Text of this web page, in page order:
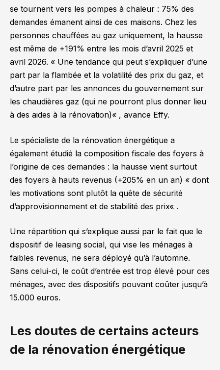
se tournent vers les pompes à chaleur : 75% des
demandes émanent ainsi de ces maisons. Chez les
personnes chauffées au gaz uniquement, la hausse
est même de +191% entre les mois d’avril 2025 et
avril 2026. « Une tendance qui peut s’expliquer d’une
part par la flambée et la volatilité des prix du gaz, et
d’autre part par les annonces du gouvernement sur
les chaudières gaz (qui ne pourront plus donner lieu
à des aides à la rénovation)« , avance Effy.
Le spécialiste de la rénovation énergétique a
également étudié la composition fiscale des foyers à
l’origine de ces demandes : la hausse vient surtout
des foyers à hauts revenus (+205% en un an) « dont
les motivations sont plutôt la quête de sécurité
d’approvisionnement et de stabilité des prix« .
Une répartition qui s’explique aussi par le fait que le
dispositif de leasing social, qui vise les ménages à
faibles revenus, ne sera déployé qu’à l’automne.
Sans celui-ci, le coût d’entrée est trop élevé pour ces
ménages, avec des dispositifs pouvant coûter jusqu’à
15.000 euros.
Les doutes de certains acteurs
de la rénovation énergétique